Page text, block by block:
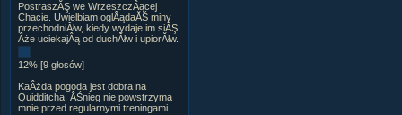
PostraszĂŞ we WrzeszczÂącej
Chacie. Uwielbiam oglÂądaĂŚ miny
przechodniĂłw, kiedy wydaje im siĂŞ,
Âże uciekajÂą od duchĂłw i upiorĂłw.
12% [9 głosów]
KaÂżda pogoda jest dobra na
Quidditcha. ÂŚnieg nie powstrzyma
mnie przed regularnymi treningami.